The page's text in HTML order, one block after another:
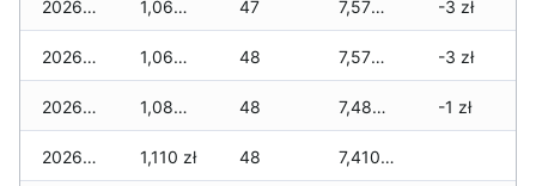
2026-06-14 1,065 zł 47 7,575 zł -3 zł
2026-06-13 1,065 zł 48 7,575 zł -3 zł
2026-06-12 1,085 zł 48 7,480 zł -1 zł
2026-06-11 1,110 zł 48 7,410 zł